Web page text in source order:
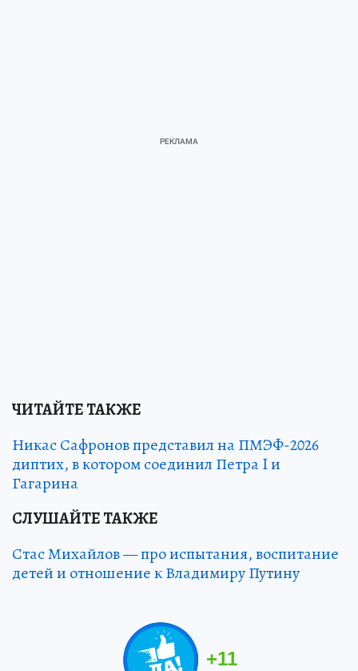
ЧИТАЙТЕ ТАКЖЕ
Никас Сафронов представил на ПМЭФ-2026
диптих, в котором соединил Петра I и
Гагарина
СЛУШАЙТЕ ТАКЖЕ
Стас Михайлов — про испытания, воспитание
детей и отношение к Владимиру Путину
+11